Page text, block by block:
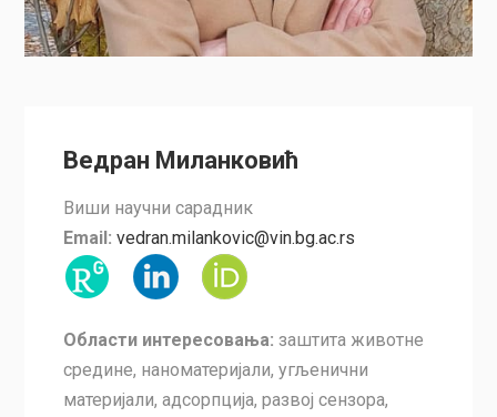
Ведран Миланковић
Виши научни сарадник
Email: vedran.milankovic@vin.bg.ac.rs
Области интересовања: заштита животне
средине, наноматеријали, угљенични
материјали, адсорпција, развој сензора,